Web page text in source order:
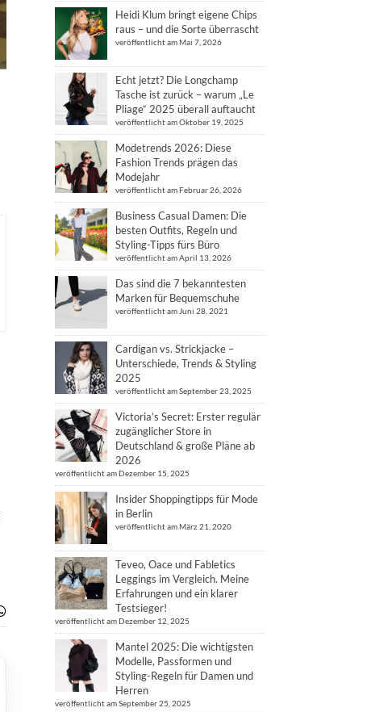
Heidi Klum bringt eigene Chips
raus – und die Sorte überrascht
veröffentlicht am Mai 7, 2026
Echt jetzt? Die Longchamp
Tasche ist zurück – warum „Le
Pliage“ 2025 überall auftaucht
veröffentlicht am Oktober 19, 2025
Modetrends 2026: Diese
Fashion Trends prägen das
Modejahr
veröffentlicht am Februar 26, 2026
Business Casual Damen: Die
besten Outfits, Regeln und
Styling-Tipps fürs Büro
veröffentlicht am April 13, 2026
Das sind die 7 bekanntesten
Marken für Bequemschuhe
veröffentlicht am Juni 28, 2021
Cardigan vs. Strickjacke –
Unterschiede, Trends & Styling
2025
veröffentlicht am September 23, 2025
Victoria’s Secret: Erster regulär
zugänglicher Store in
Deutschland & große Pläne ab
2026
veröffentlicht am Dezember 15, 2025
Insider Shoppingtipps für Mode
in Berlin
veröffentlicht am März 21, 2020
Teveo, Oace und Fabletics
Leggings im Vergleich. Meine
Erfahrungen und ein klarer
Testsieger!
veröffentlicht am Dezember 12, 2025
Mantel 2025: Die wichtigsten
Modelle, Passformen und
Styling-Regeln für Damen und
Herren
veröffentlicht am September 25, 2025